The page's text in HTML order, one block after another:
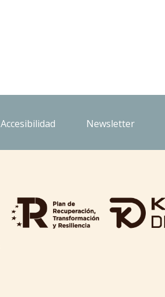
Accesibilidad Newsletter